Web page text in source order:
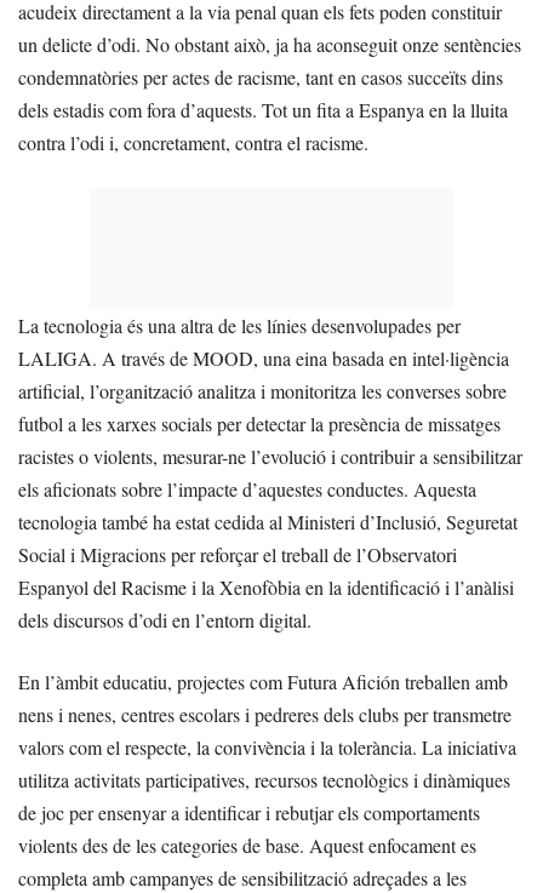
acudeix directament a la via penal quan els fets poden constituir
un delicte d’odi. No obstant això, ja ha aconseguit onze sentències
condemnatòries per actes de racisme, tant en casos succeïts dins
dels estadis com fora d’aquests. Tot un fita a Espanya en la lluita
contra l’odi i, concretament, contra el racisme.
La tecnologia és una altra de les línies desenvolupades per
LALIGA. A través de MOOD, una eina basada en intel·ligència
artificial, l’organització analitza i monitoritza les converses sobre
futbol a les xarxes socials per detectar la presència de missatges
racistes o violents, mesurar-ne l’evolució i contribuir a sensibilitzar
els aficionats sobre l’impacte d’aquestes conductes. Aquesta
tecnologia també ha estat cedida al Ministeri d’Inclusió, Seguretat
Social i Migracions per reforçar el treball de l’Observatori
Espanyol del Racisme i la Xenofòbia en la identificació i l’anàlisi
dels discursos d’odi en l’entorn digital.
En l’àmbit educatiu, projectes com Futura Afición treballen amb
nens i nenes, centres escolars i pedreres dels clubs per transmetre
valors com el respecte, la convivència i la tolerància. La iniciativa
utilitza activitats participatives, recursos tecnològics i dinàmiques
de joc per ensenyar a identificar i rebutjar els comportaments
violents des de les categories de base. Aquest enfocament es
completa amb campanyes de sensibilització adreçades a les